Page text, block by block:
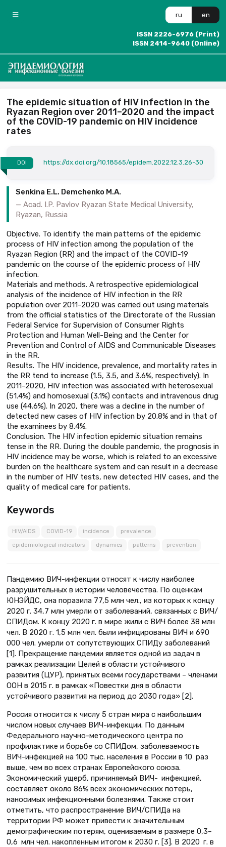
ru en
ISSN 2226-6976 (Print)
ISSN 2414-9640 (Online)
The epidemic situation of HIV infection in the
Ryazan Region over 2011–2020 and the impact
of the COVID-19 pandemic on HIV incidence
rates
DOI https://dx.doi.org/10.18565/epidem.2022.12.3.26-30
Senkina E.L. Demchenko M.A.
Acad. I.P. Pavlov Ryazan State Medical University,
Ryazan, Russia
Objective. To identify the main patterns of the epidemic
process of HIV infection among the population of the
Ryazan Region (RR) and the impact of the COVID-19
pandemic on the course of the epidemic process of HIV
infection.
Materials and methods. A retrospective epidemiological
analysis of the incidence of HIV infection in the RR
population over 2011–2020 was carried out using materials
from the official statistics of the Directorate of the Russian
Federal Service for Supervision of Consumer Rights
Protection and Human Well-Being and the Center for
Prevention and Control of AIDS and Communicable Diseases
in the RR.
Results. The HIV incidence, prevalence, and mortality rates in
the RR tend to increase (1.5, 3.5, and 3.6%, respectively). In
2011–2020, HIV infection was associated with heterosexual
(51.4%) and homosexual (3.1%) contacts and intravenous drug
use (44.6%). In 2020, there was a decline in the number of
detected new cases of HIV infection by 20.8% and in that of
the examinees by 8.4%.
Conclusion. The HIV infection epidemic situation remains
tense in the RR. During the double pandemic, the prognosis in
HIV incidence may be worse, which is related to an excessive
burden on the healthcare system and can result in a decrease
in the number of HIV tests, new detected HIV cases, and the
quality of medical care for patients.
Keywords
HIV/AIDS COVID-19 incidence prevalence
epidemiological indicators dynamics patterns prevention
Пандемию ВИЧ-инфекции относят к числу наиболее
разрушительных в истории человечества. По оценкам
ЮНЭЙДС, она поразила 77,5 млн чел., из которых к концу
2020 г. 34,7 млн умерли от заболеваний, связанных с ВИЧ/
СПИДом. К концу 2020 г. в мире жили с ВИЧ более 38 млн
чел. В 2020 г. 1,5 млн чел. были инфицированы ВИЧ и 690
000 чел. умерли от сопутствующих СПИДу заболеваний
[1]. Прекращение пандемии является одной из задач в
рамках реализации Целей в области устойчивого
развития (ЦУР), принятых всеми государствами – членами
ООН в 2015 г. в рамках «Повестки дня в области
устойчивого развития на период до 2030 года» [2].
Россия относится к числу 5 стран мира с наибольшим
числом новых случаев ВИЧ-инфекции. По данным
Федерального научно-методического центра по
профилактике и борьбе со СПИДом, заболеваемость
ВИЧ-инфекцией на 100 тыс. населения в России в 10 раз
выше, чем во всех странах Европейского союза.
Экономический ущерб, причиняемый ВИЧ- инфекцией,
составляет около 86% всех экономических потерь,
наносимых инфекционными болезнями. Также стоит
отметить, что распространение ВИЧ/СПИДа на
территории РФ может привести к значительным
демографическим потерям, оцениваемым в размере 0,3–
0,6 млн чел. накопленным итогом к 2030 г. [3]. В 2020 г. в